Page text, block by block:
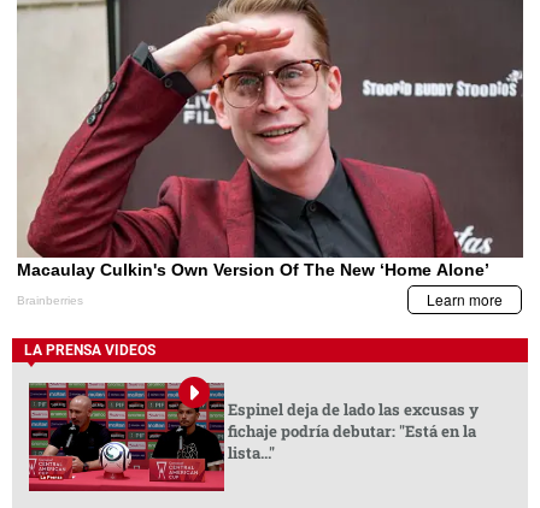
LA PRENSA VIDEOS
Espinel deja de lado las excusas y
fichaje podría debutar: "Está en la
lista..."